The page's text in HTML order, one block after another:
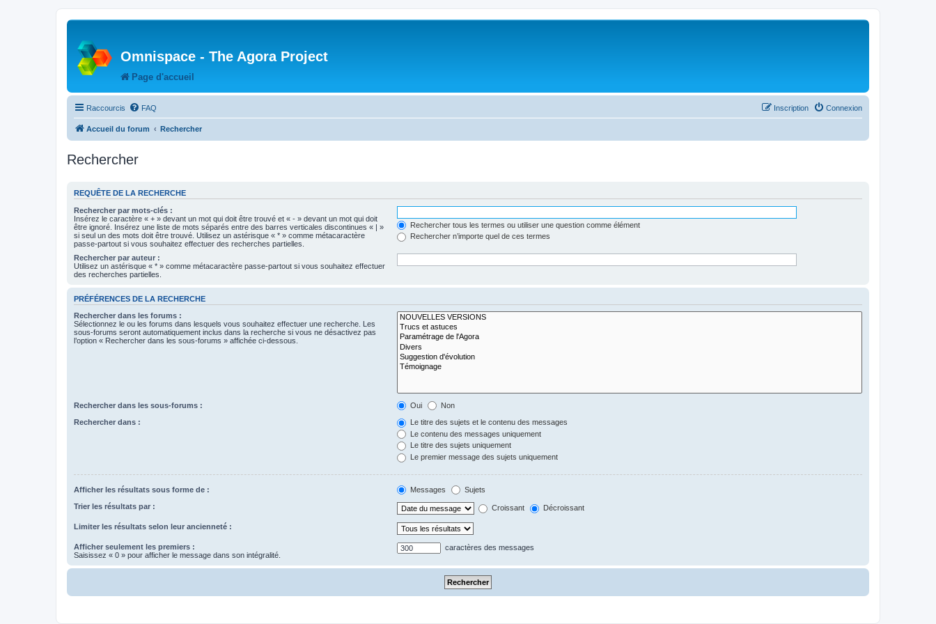
Omnispace - The Agora Project
Page d'accueil
Raccourcis FAQ Connexion
Inscription
Accueil du forum Rechercher
Rechercher
REQUÊTE DE LA RECHERCHE
Rechercher par mots-clés :
Insérez le caractère « + » devant un mot qui doit être trouvé et « - » devant un mot qui doit
être ignoré. Insérez une liste de mots séparés entre des barres verticales discontinues « | »
si seul un des mots doit être trouvé. Utilisez un astérisque « * » comme métacaractère
passe-partout si vous souhaitez effectuer des recherches partielles.
Rechercher tous les termes ou utiliser une question comme élément
Rechercher n’importe quel de ces termes
Rechercher par auteur :
Utilisez un astérisque « * » comme métacaractère passe-partout si vous souhaitez effectuer
des recherches partielles.
PRÉFÉRENCES DE LA RECHERCHE
Rechercher dans les forums :
Sélectionnez le ou les forums dans lesquels vous souhaitez effectuer une recherche. Les
sous-forums seront automatiquement inclus dans la recherche si vous ne désactivez pas
l’option « Rechercher dans les sous-forums » affichée ci-dessous.
Rechercher dans les sous-forums : Oui Non
Rechercher dans :
Le titre des sujets et le contenu des messages
Le contenu des messages uniquement
Le titre des sujets uniquement
Le premier message des sujets uniquement
Afficher les résultats sous forme de : Messages Sujets
Trier les résultats par : Croissant Décroissant
Limiter les résultats selon leur ancienneté :
Afficher seulement les premiers :
Saisissez « 0 » pour afficher le message dans son intégralité.
caractères des messages